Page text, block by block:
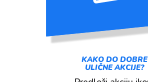
KAKO DO DOBRE
ULIČNE AKCIJE?